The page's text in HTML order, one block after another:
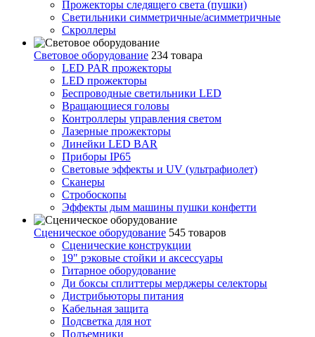
Прожекторы следящего света (пушки)
Светильники симметричные/асимметричные
Скроллеры
Световое оборудование 234 товара
LED PAR прожекторы
LED прожекторы
Беспроводные светильники LED
Вращающиеся головы
Контроллеры управления светом
Лазерные прожекторы
Линейки LED BAR
Приборы IP65
Световые эффекты и UV (ультрафиолет)
Сканеры
Стробоскопы
Эффекты дым машины пушки конфетти
Сценическое оборудование 545 товаров
Сценические конструкции
19" рэковые стойки и аксесcуары
Гитарное оборудование
Ди боксы сплиттеры мерджеры селекторы
Дистрибьюторы питания
Кабельная защита
Подсветка для нот
Подъемники